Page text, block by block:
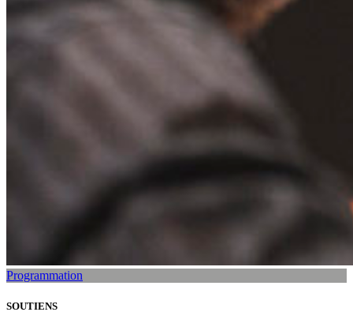
Programmation
SOUTIENS